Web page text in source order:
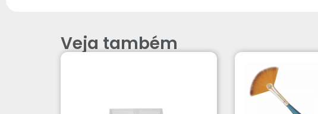
Veja também